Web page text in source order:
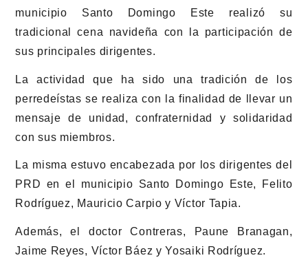
municipio Santo Domingo Este realizó su
tradicional cena navideña con la participación de
sus principales dirigentes.
La actividad que ha sido una tradición de los
perredeístas se realiza con la finalidad de llevar un
mensaje de unidad, confraternidad y solidaridad
con sus miembros.
La misma estuvo encabezada por los dirigentes del
PRD en el municipio Santo Domingo Este, Felito
Rodríguez, Mauricio Carpio y Víctor Tapia.
Además, el doctor Contreras, Paune Branagan,
Jaime Reyes, Víctor Báez y Yosaiki Rodríguez.